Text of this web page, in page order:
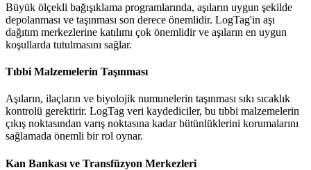
Büyük ölçekli bağışıklama programlarında, aşıların uygun şekilde
depolanması ve taşınması son derece önemlidir. LogTag'in aşı
dağıtım merkezlerine katılımı çok önemlidir ve aşıların en uygun
koşullarda tutulmasını sağlar.
Tıbbi Malzemelerin Taşınması
Aşıların, ilaçların ve biyolojik numunelerin taşınması sıkı sıcaklık
kontrolü gerektirir. LogTag veri kaydediciler, bu tıbbi malzemelerin
çıkış noktasından varış noktasına kadar bütünlüklerini korumalarını
sağlamada önemli bir rol oynar.
Kan Bankası ve Transfüzyon Merkezleri